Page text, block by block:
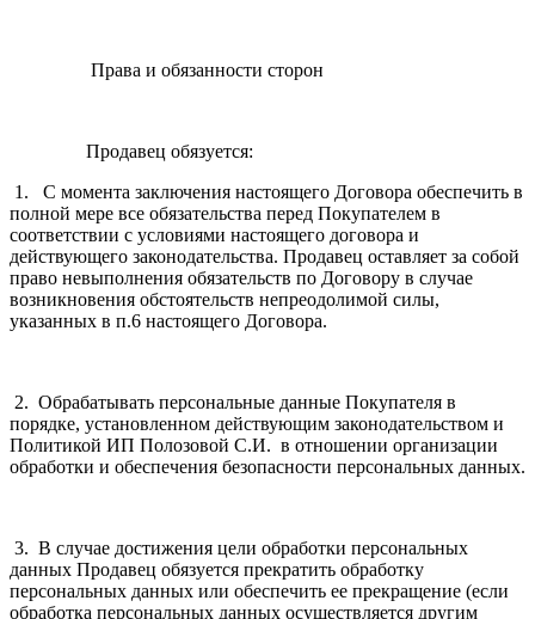
Права и обязанности сторон
Продавец обязуется:
1. С момента заключения настоящего Договора обеспечить в
полной мере все обязательства перед Покупателем в
соответствии с условиями настоящего договора и
действующего законодательства. Продавец оставляет за собой
право невыполнения обязательств по Договору в случае
возникновения обстоятельств непреодолимой силы,
указанных в п.6 настоящего Договора.
2. Обрабатывать персональные данные Покупателя в
порядке, установленном действующим законодательством и
Политикой ИП Полозовой С.И. в отношении организации
обработки и обеспечения безопасности персональных данных.
3. В случае достижения цели обработки персональных
данных Продавец обязуется прекратить обработку
персональных данных или обеспечить ее прекращение (если
обработка персональных данных осуществляется другим